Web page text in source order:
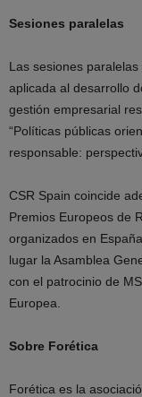
Sesiones paralelas
Las sesiones
aplicada al desarrollo
gestión empresarial
“Políticas públicas
responsable:
CSR Spain coincide
Premios Europeos de
organizados en
lugar la Asamblea
con el patrocinio de
Europea.
Sobre Forética
Forética es la